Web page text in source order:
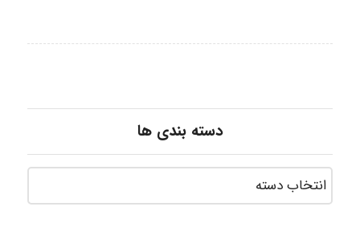
دسته بندی ها